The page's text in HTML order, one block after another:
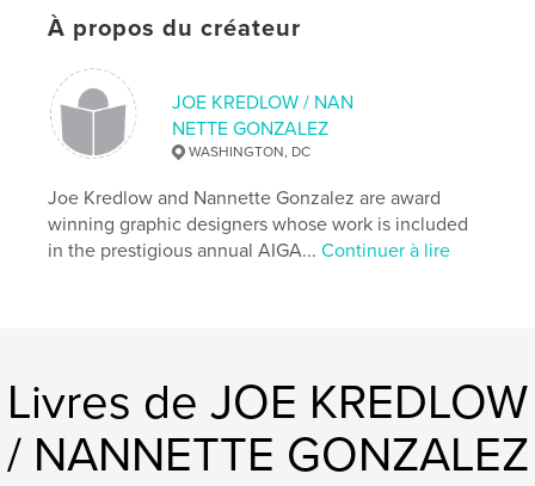
À propos du créateur
JOE KREDLOW / NAN
NETTE GONZALEZ
WASHINGTON, DC
Joe Kredlow and Nannette Gonzalez are award
winning graphic designers whose work is included
in the prestigious annual AIGA...Continuer à lire
Livres de JOE KREDLOW
/ NANNETTE GONZALEZ